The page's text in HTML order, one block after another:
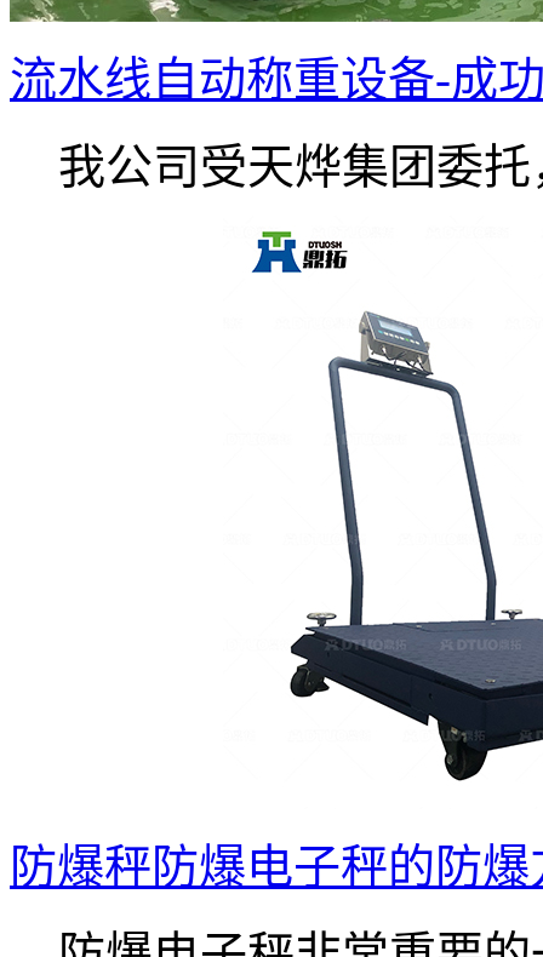
流水线自动称重设备-成
我公司受天烨集团委托
防爆秤防爆电子秤的防爆